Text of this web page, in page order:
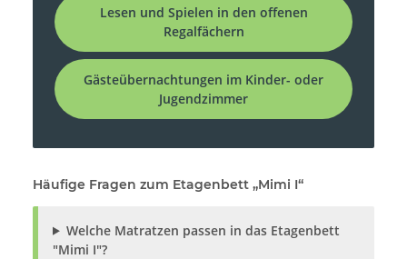
Lesen und Spielen in den offenen
Regalfächern
Gästeübernachtungen im Kinder- oder
Jugendzimmer
Häufige Fragen zum Etagenbett „Mimi I“
Welche Matratzen passen in das Etagenbett
"Mimi I"?